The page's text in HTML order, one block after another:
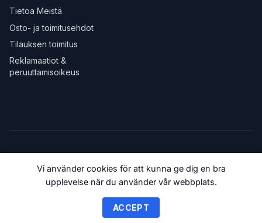
Tietoa Meistä
Osto- ja toimitusehdot
Tilauksen toimitus
Reklamaatiot &
peruuttamisoikeus
© 2018-2026 Muoviekspertti.fi
Vi använder cookies för att kunna ge dig en bra
upplevelse när du använder vår webbplats.
ACCEPT